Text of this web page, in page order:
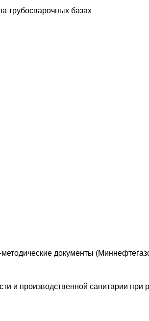
трубосварочных базах
документы
и производственной санитарии